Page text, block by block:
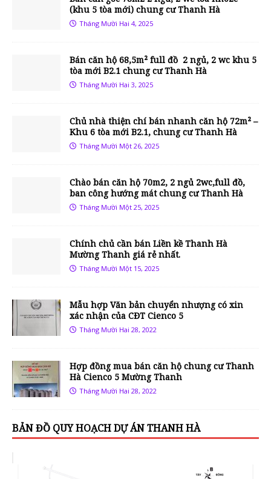
(khu 5 tòa mới) chung cư Thanh Hà
Tháng Mười Hai 4, 2025
Bán căn hộ 68,5m² full đồ 2 ngủ, 2 wc khu 5
tòa mới B2.1 chung cư Thanh Hà
Tháng Mười Hai 3, 2025
Chủ nhà thiện chí bán nhanh căn hộ 72m² –
Khu 6 tòa mới B2.1, chung cư Thanh Hà
Tháng Mười Một 26, 2025
Chào bán căn hộ 70m2, 2 ngủ 2wc,full đồ,
ban công hướng mát chung cư Thanh Hà
Tháng Mười Một 25, 2025
Chính chủ cần bán Liền kề Thanh Hà
Mường Thanh giá rẻ nhất.
Tháng Mười Một 15, 2025
Mẫu hợp Văn bản chuyển nhượng có xin
xác nhận của CĐT Cienco 5
Tháng Mười Hai 28, 2022
Hợp đồng mua bán căn hộ chung cư Thanh
Hà Cienco 5 Mường Thanh
Tháng Mười Hai 28, 2022
BẢN ĐỒ QUY HOẠCH DỰ ÁN THANH HÀ